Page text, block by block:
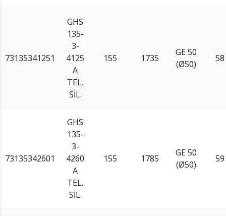
73135341251
GHS
135-
3-
4125
A
TEL.
SİL.
155 1735
GE 50
(Ø50)
58
73135342601
GHS
135-
3-
4260
A
TEL.
SİL.
155 1785
GE 50
(Ø50)
59